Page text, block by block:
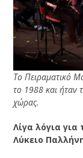
Το Πειραματικό
το 1988 και ήταν
χώρας.
Λίγα λόγια
Λύκειο